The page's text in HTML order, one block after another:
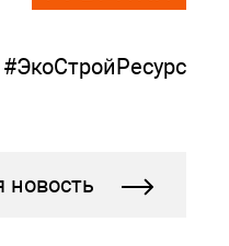
#ЭкоСтройРесурс